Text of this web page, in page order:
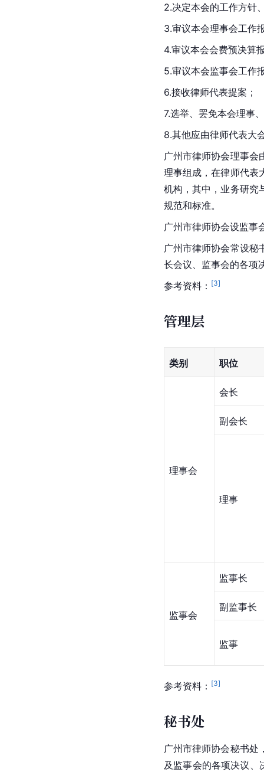
2.决定本会的工作方针
3.审议本会理事会工作
4.审议本会会费预决算
5.审议本会监事会工作
6.接收律师代表提案；
7.选举、罢免本会理事
8.其他应由律师代表大
广州市律师协会理事会
理事组成，在律师代表
机构，其中，业务研究
规范和标准。
广州市律师协会设监事
广州市律师协会常设秘
长会议、监事会的各项
参考资料： [3]
管理层
类别 职位
理事会
会长
副会长
理事
监事会
监事长
副监事长
监事
参考资料： [3]
秘书处
广州市律师协会秘书处
及监事会的各项决议、